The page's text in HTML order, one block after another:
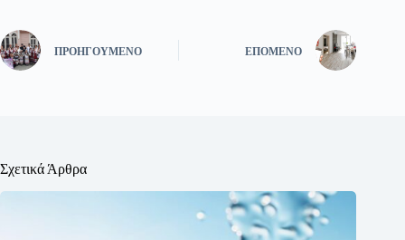
ΠΡΟΗΓΟΎΜΕΝΟ ΕΠΌΜΕΝΟ
Σχετικά Άρθρα